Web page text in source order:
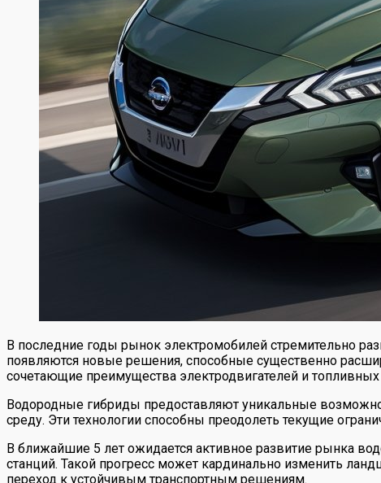
В последние годы рынок электромобилей стремительно
появляются новые решения, способные существенно
сочетающие преимущества электродвигателей и
Водородные гибриды предоставляют уникальные
среду. Эти технологии способны преодолеть текущие
В ближайшие 5 лет ожидается активное развитие рынка
станций. Такой прогресс может кардинально изменить
переход к устойчивым транспортным решениям.